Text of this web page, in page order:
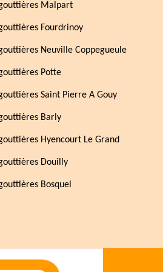
Malpart
Fourdrinoy
Neuville Coppegueule
Potte
Saint Pierre A Gouy
Barly
Hyencourt Le Grand
Douilly
Bosquel